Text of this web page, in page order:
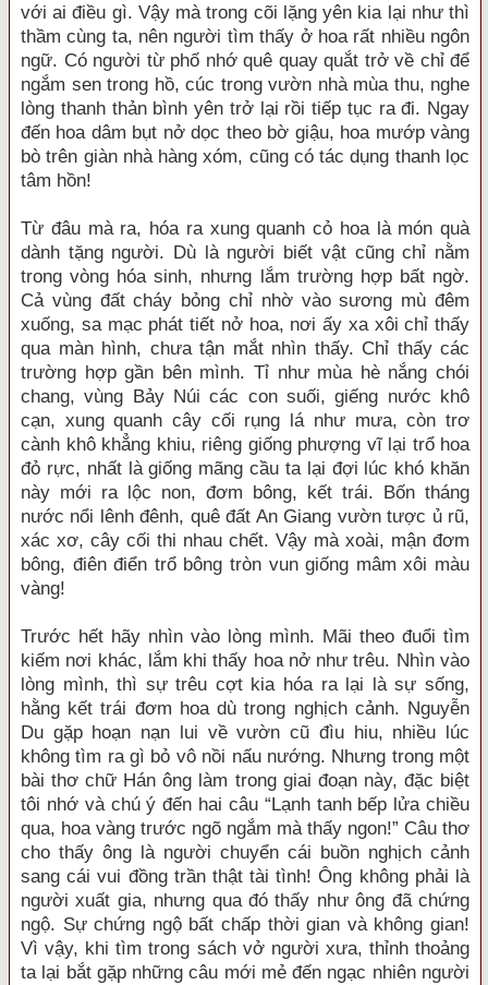
với ai điều gì. Vậy mà trong cõi lặng yên kia lại như thì
thầm cùng ta, nên người tìm thấy ở hoa rất nhiều ngôn
ngữ. Có người từ phố nhớ quê quay quắt trở về chỉ để
ngắm sen trong hồ, cúc trong vườn nhà mùa thu, nghe
lòng thanh thản bình yên trở lại rồi tiếp tục ra đi. Ngay
đến hoa dâm bụt nở dọc theo bờ giậu, hoa mướp vàng
bò trên giàn nhà hàng xóm, cũng có tác dụng thanh lọc
tâm hồn!
Từ đâu mà ra, hóa ra xung quanh cỏ hoa là món quà
dành tặng người. Dù là người biết vật cũng chỉ nằm
trong vòng hóa sinh, nhưng lắm trường hợp bất ngờ.
Cả vùng đất cháy bỏng chỉ nhờ vào sương mù đêm
xuống, sa mạc phát tiết nở hoa, nơi ấy xa xôi chỉ thấy
qua màn hình, chưa tận mắt nhìn thấy. Chỉ thấy các
trường hợp gần bên mình. Tỉ như mùa hè nắng chói
chang, vùng Bảy Núi các con suối, giếng nước khô
cạn, xung quanh cây cối rụng lá như mưa, còn trơ
cành khô khẳng khiu, riêng giống phượng vĩ lại trổ hoa
đỏ rực, nhất là giống mãng cầu ta lại đợi lúc khó khăn
này mới ra lộc non, đơm bông, kết trái. Bốn tháng
nước nổi lênh đênh, quê đất An Giang vườn tược ủ rũ,
xác xơ, cây cối thi nhau chết. Vậy mà xoài, mận đơm
bông, điên điển trổ bông tròn vun giống mâm xôi màu
vàng!
Trước hết hãy nhìn vào lòng mình. Mãi theo đuổi tìm
kiếm nơi khác, lắm khi thấy hoa nở như trêu. Nhìn vào
lòng mình, thì sự trêu cợt kia hóa ra lại là sự sống,
hằng kết trái đơm hoa dù trong nghịch cảnh. Nguyễn
Du gặp hoạn nạn lui về vườn cũ đìu hiu, nhiều lúc
không tìm ra gì bỏ vô nồi nấu nướng. Nhưng trong một
bài thơ chữ Hán ông làm trong giai đoạn này, đặc biệt
tôi nhớ và chú ý đến hai câu “Lạnh tanh bếp lửa chiều
qua, hoa vàng trước ngõ ngắm mà thấy ngon!” Câu thơ
cho thấy ông là người chuyển cái buồn nghịch cảnh
sang cái vui đồng trần thật tài tình! Ông không phải là
người xuất gia, nhưng qua đó thấy như ông đã chứng
ngộ. Sự chứng ngộ bất chấp thời gian và không gian!
Vì vậy, khi tìm trong sách vở người xưa, thỉnh thoảng
ta lại bắt gặp những câu mới mẻ đến ngạc nhiên người